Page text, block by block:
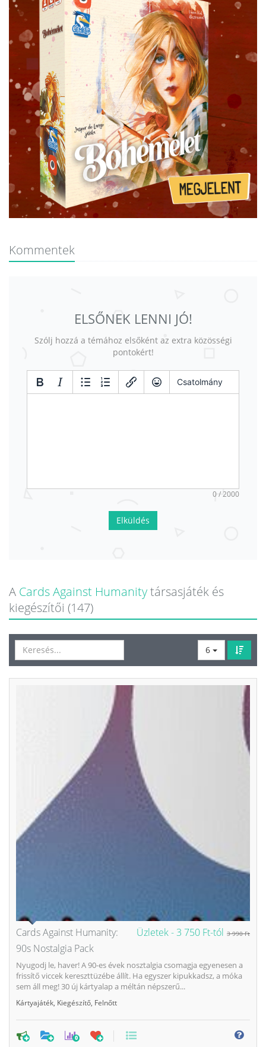
Kommentek
ELSŐNEK LENNI JÓ!
Szólj hozzá a témához elsőként az extra közösségi
pontokért!
Csatolmány
0 / 2000
Elküldés
A Cards Against Humanitytársasjáték és
kiegészítői (147)
6
Üzletek -3 750 Ft-tól 3 990 Ft
Cards Against Humanity:
90s Nostalgia Pack
Nyugodj le, haver! A 90-es évek nosztalgia csomagja egyenesen a
frissítő viccek kereszttüzébe állít. Ha egyszer kipukkadsz, a móka
sem áll meg! 30 új kártyalap a méltán népszerű...
Kártyajáték Kiegészítő Felnőtt
0